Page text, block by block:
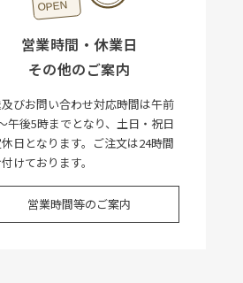
営業時間・休業日
その他のご案内
びお問い合わせ対応時間は午前
午後5時までとなり、土日・祝日
日となります。ご注文は24時間
けております。
営業時間等のご案内